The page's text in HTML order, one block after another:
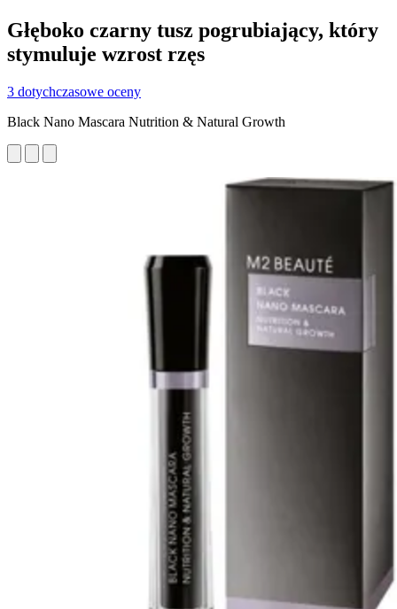
Głęboko czarny tusz pogrubiający, który
stymuluje wzrost rzęs
3 dotychczasowe oceny
Black Nano Mascara Nutrition & Natural Growth